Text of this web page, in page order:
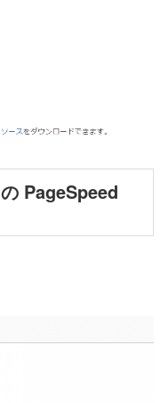
PageSpeed